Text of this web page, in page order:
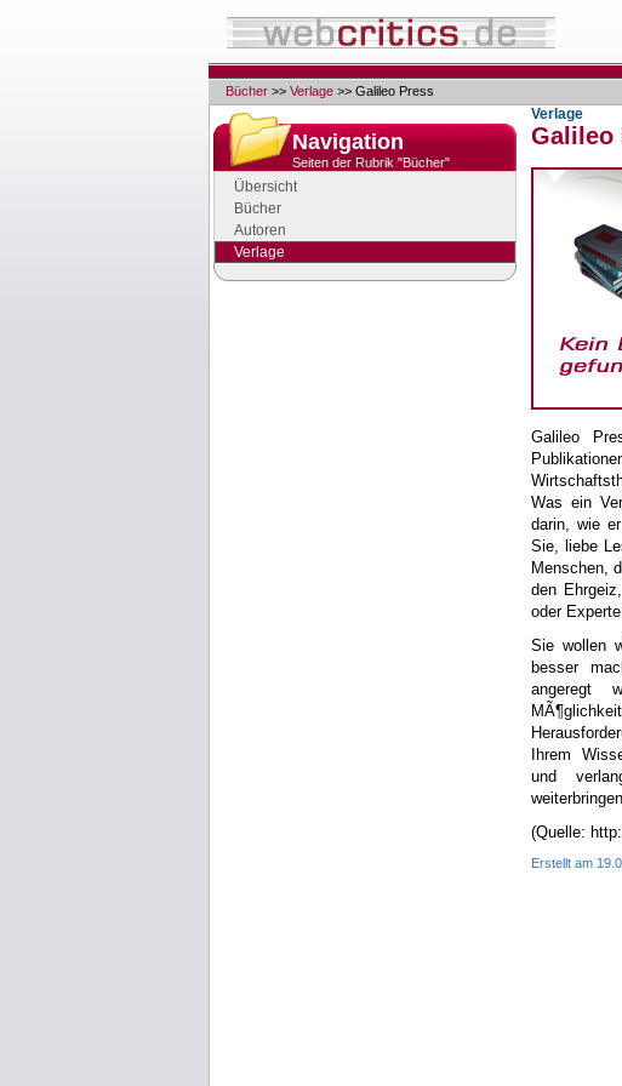
Bücher >> Verlage >> Galileo Press
Navigation
Seiten der Rubrik "Bücher"
Übersicht
Bücher
Autoren
Verlage
Verlage
Galileo
Galileo
Was ein
darin, wie
Sie, liebe
Menschen,
den
oder
Sie wollen
besser
angeregt
Ihrem
und
(Quelle:
Erstellt am